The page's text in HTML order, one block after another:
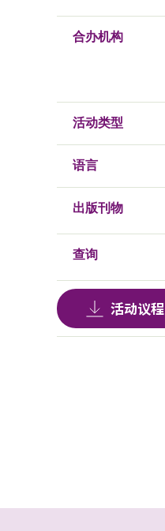
合办机构
活动类型
语言
出版刊物
查询
活动议程